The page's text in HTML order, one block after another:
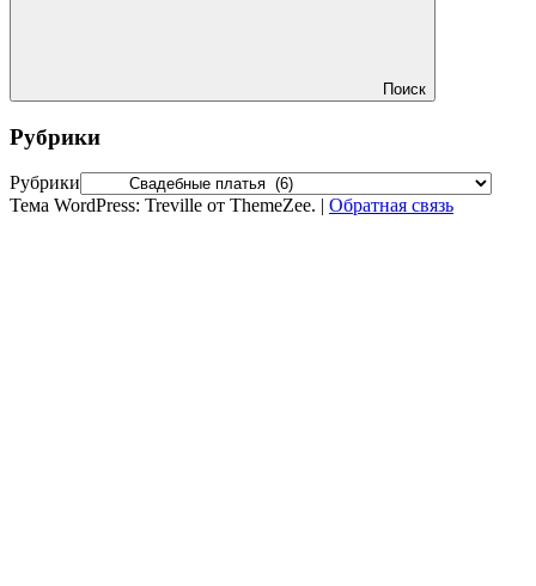
Поиск
Рубрики
Рубрики
Тема WordPress: Treville от ThemeZee. | Обратная связь